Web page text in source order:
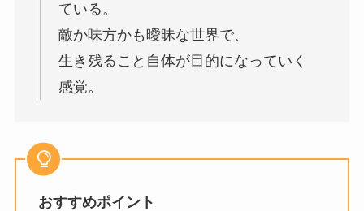
ている。
敵か味方かも曖昧な世界で、
生き残ること自体が目的になっていく
感覚。
おすすめポイント